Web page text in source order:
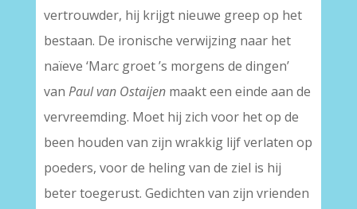
vertrouwder, hij krijgt nieuwe greep op het
bestaan. De ironische verwijzing naar het
naïeve ‘Marc groet ’s morgens de dingen’
van Paul van Ostaijenmaakt een einde aan de
vervreemding. Moet hij zich voor het op de
been houden van zijn wrakkig lijf verlaten op
poeders, voor de heling van de ziel is hij
beter toegerust. Gedichten van zijn vrienden